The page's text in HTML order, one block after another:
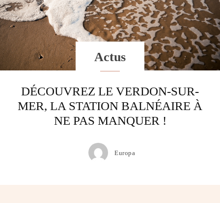
Actus
DÉCOUVREZ LE VERDON-SUR-
MER, LA STATION BALNÉAIRE À
NE PAS MANQUER !
Europa